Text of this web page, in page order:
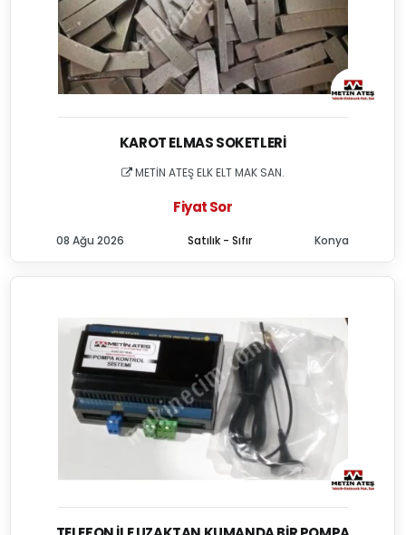
KAROT ELMAS SOKETLERI
METİN ATEŞ ELK ELT MAK SAN.
Fiyat Sor
Satılık - Sıfır
08 Ağu 2026 Konya